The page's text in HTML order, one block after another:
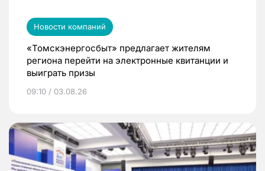
Новости компаний
«Томскэнергосбыт» предлагает жителям
региона перейти на электронные квитанции и
выиграть призы
09:10 / 03.08.26